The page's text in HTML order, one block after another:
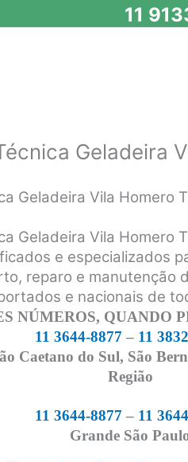
11
Geladeira
Geladeira Vila Homero
Geladeira Vila Homero
e especializados
reparo e manutenção
e nacionais de
NÚMEROS, QUANDO
11 3644-8877 – 11
Caetano do Sul, São
Região
11 3644-8877 – 11
Grande São